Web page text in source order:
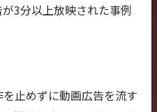
3分以上放映された事例
止めずに動画広告を流す